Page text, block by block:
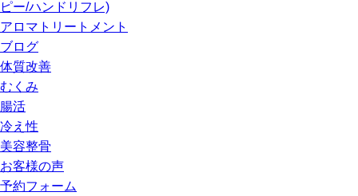
ピー/ハンドリフレ)
アロマトリートメント
ブログ
体質改善
むくみ
腸活
冷え性
美容整骨
お客様の声
予約フォーム